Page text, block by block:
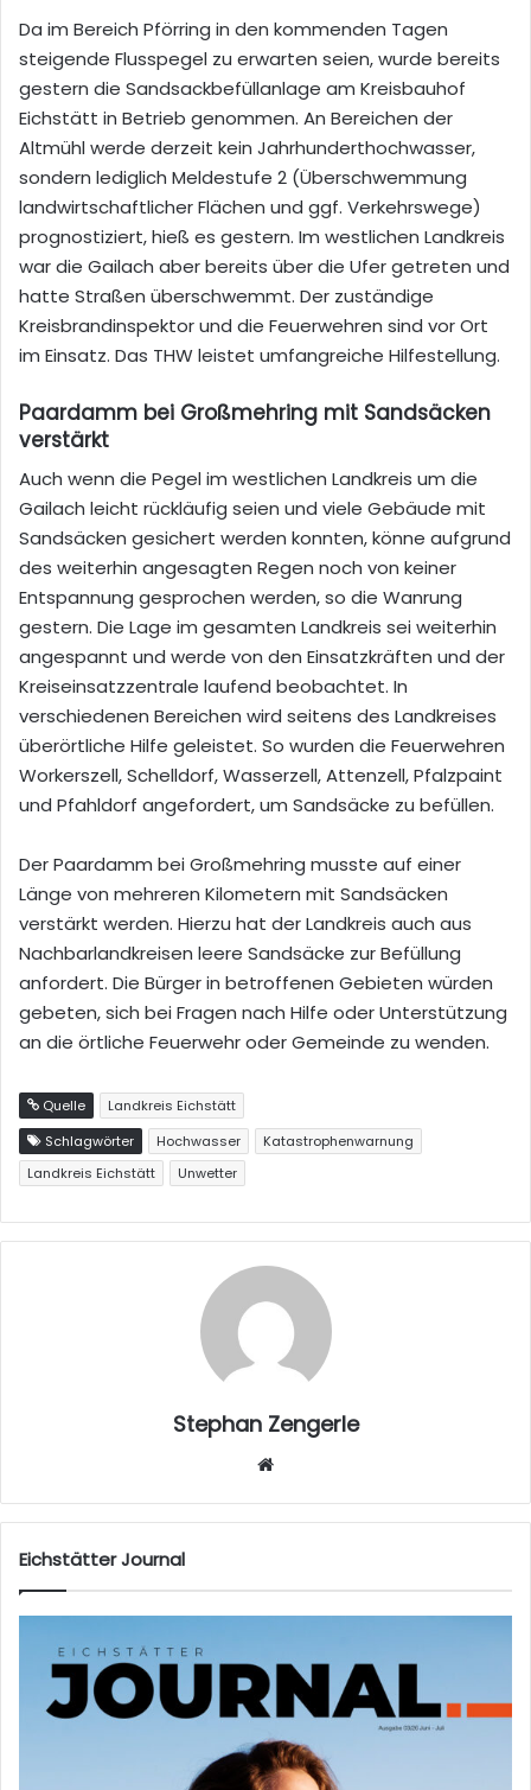
Da im Bereich Pförring in den kommenden Tagen
steigende Flusspegel zu erwarten seien, wurde bereits
gestern die Sandsackbefüllanlage am Kreisbauhof
Eichstätt in Betrieb genommen. An Bereichen der
Altmühl werde derzeit kein Jahrhunderthochwasser,
sondern lediglich Meldestufe 2 (Überschwemmung
landwirtschaftlicher Flächen und ggf. Verkehrswege)
prognostiziert, hieß es gestern. Im westlichen Landkreis
war die Gailach aber bereits über die Ufer getreten und
hatte Straßen überschwemmt. Der zuständige
Kreisbrandinspektor und die Feuerwehren sind vor Ort
im Einsatz. Das THW leistet umfangreiche Hilfestellung.
Paardamm bei Großmehring mit Sandsäcken
verstärkt
Auch wenn die Pegel im westlichen Landkreis um die
Gailach leicht rückläufig seien und viele Gebäude mit
Sandsäcken gesichert werden konnten, könne aufgrund
des weiterhin angesagten Regen noch von keiner
Entspannung gesprochen werden, so die Wanrung
gestern. Die Lage im gesamten Landkreis sei weiterhin
angespannt und werde von den Einsatzkräften und der
Kreiseinsatzzentrale laufend beobachtet. In
verschiedenen Bereichen wird seitens des Landkreises
überörtliche Hilfe geleistet. So wurden die Feuerwehren
Workerszell, Schelldorf, Wasserzell, Attenzell, Pfalzpaint
und Pfahldorf angefordert, um Sandsäcke zu befüllen.
Der Paardamm bei Großmehring musste auf einer
Länge von mehreren Kilometern mit Sandsäcken
verstärkt werden. Hierzu hat der Landkreis auch aus
Nachbarlandkreisen leere Sandsäcke zur Befüllung
anfordert. Die Bürger in betroffenen Gebieten würden
gebeten, sich bei Fragen nach Hilfe oder Unterstützung
an die örtliche Feuerwehr oder Gemeinde zu wenden.
Quelle
Landkreis Eichstätt
Schlagwörter
Hochwasser
Katastrophenwarnung
Landkreis Eichstätt
Unwetter
Stephan Zengerle
sei
Eichstätter Journal